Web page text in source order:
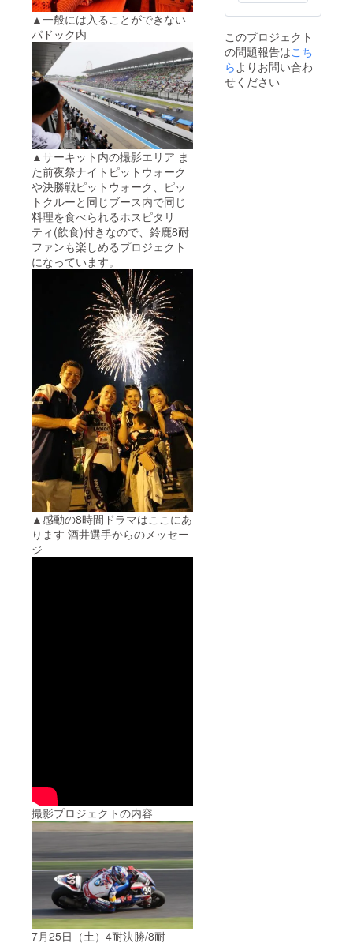
▲一般には入ることができない
パドック内
▲サーキット内の撮影エリア ま
た前夜祭ナイトピットウォーク
や決勝戦ピットウォーク、ピッ
トクルーと同じブース内で同じ
料理を食べられるホスピタリ
ティ(飲食)付きなので、鈴鹿8耐
ファンも楽しめるプロジェクト
になっています。
▲感動の8時間ドラマはここにあ
ります 酒井選手からのメッセー
ジ
撮影プロジェクトの内容
7月25日（土）4耐決勝/8耐
配をお
ま
す。）
※2階席
VIPホス
ビタリ
このプロジェクト
の問題報告はこち
らよりお問い合わ
せください